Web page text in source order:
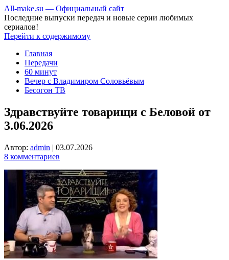
All-make.su — Официальный сайт
Последние выпуски передач и новые серии любимых
сериалов!
Перейти к содержимому
Главная
Передачи
60 минут
Вечер с Владимиром Соловьёвым
Бесогон ТВ
Здравствуйте товарищи с Беловой от
3.06.2026
Автор: admin | 03.07.2026
8 комментариев